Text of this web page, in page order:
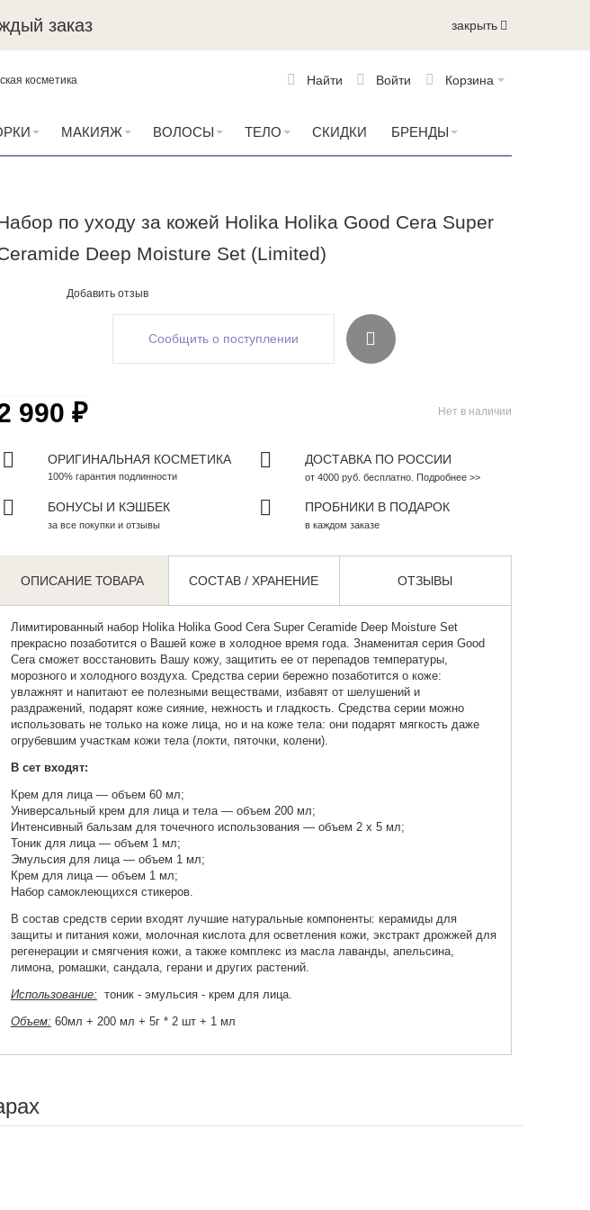
заказ закрыть
Корзина
Войти
Найти
МАКИЯЖ ВОЛОСЫ ТЕЛО СКИДКИ БРЕНДЫ
по уходу за кожей Holika Holika Good Cera Super
Deep Moisture Set (Limited)
Добавить отзыв
для губ Holika Holika
Oil Stick
₽
Добавить в корзину
Сообщить о поступлении
Нет в наличии
990 ₽
ОРИГИНАЛЬНАЯ КОСМЕТИКА
100% гарантия подлинности
ДОСТАВКА ПО РОССИИ
от 4000 руб. бесплатно. Подробнее >>
БОНУСЫ И КЭШБЕК
за все покупки и отзывы
ПРОБНИКИ В ПОДАРОК
в каждом заказе
ОПИСАНИЕ ТОВАРА СОСТАВ / ХРАНЕНИЕ ОТЗЫВЫ
Лимитированный набор Holika Holika Good Cera Super Ceramide Deep Moisture Set
прекрасно позаботится о Вашей коже в холодное время года. Знаменитая серия Good
Cera сможет восстановить Вашу кожу, защитить ее от перепадов температуры,
морозного и холодного воздуха. Средства серии бережно позаботится о коже:
увлажнят и напитают ее полезными веществами, избавят от шелушений и
раздражений, подарят коже сияние, нежность и гладкость. Средства серии можно
использовать не только на коже лица, но и на коже тела: они подарят мягкость даже
огрубевшим участкам кожи тела (локти, пяточки, колени).
В сет входят:
Крем для лица — объем 60 мл;
Универсальный крем для лица и тела — объем 200 мл;
Интенсивный бальзам для точечного использования — объем 2 x 5 мл;
Тоник для лица — объем 1 мл;
Эмульсия для лица — объем 1 мл;
Крем для лица — объем 1 мл;
Набор самоклеющихся стикеров.
В состав средств серии входят лучшие натуральные компоненты: керамиды для
защиты и питания кожи, молочная кислота для осветления кожи, экстракт дрожжей для
регенерации и смягчения кожи, а также комплекс из масла лаванды, апельсина,
лимона, ромашки, сандала, герани и других растений.
Использование: тоник - эмульсия - крем для лица.
Объем: 60мл + 200 мл + 5г * 2 шт + 1 мл